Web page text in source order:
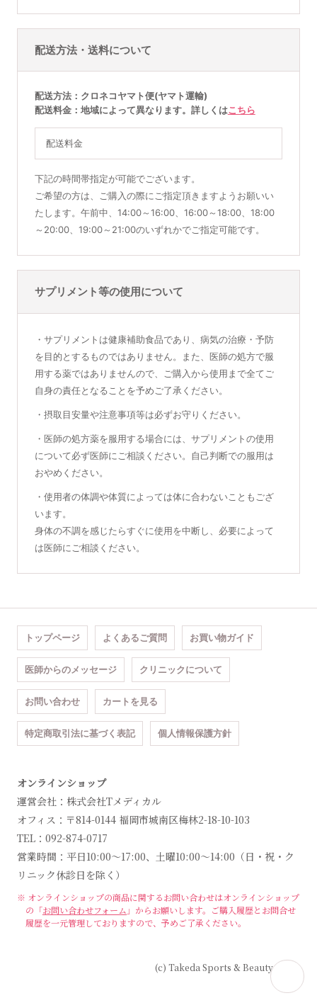
配送方法・送料について
配送方法
クロネコヤマト便(ヤマト運輸)
配送料金
地域によって異なります。詳しくはこちら
配送料金
下記の時間帯指定が可能でございます。
ご希望の方は、ご購入の際にご指定頂きますようお願いい
たします。午前中、14:00～16:00、16:00～18:00、18:00
～20:00、19:00～21:00のいずれかでご指定可能です。
サプリメント等の使用について
・サプリメントは健康補助食品であり、病気の治療・予防
を目的とするものではありません。また、医師の処方で服
用する薬ではありませんので、ご購入から使用まで全てご
自身の責任となることを予めご了承ください。
・摂取目安量や注意事項等は必ずお守りください。
・医師の処方薬を服用する場合には、サプリメントの使用
について必ず医師にご相談ください。自己判断での服用は
おやめください。
・使用者の体調や体質によっては体に合わないこともござ
います。
身体の不調を感じたらすぐに使用を中断し、必要によって
は医師にご相談ください。
トップページ よくあるご質問 お買い物ガイド
医師からのメッセージ クリニックについて
お問い合わせ カートを見る
特定商取引法に基づく表記 個人情報保護方針
オンラインショップ
運営会社：株式会社Tメディカル
オフィス：〒814-0144 福岡市城南区梅林2-18-10-103
TEL：092-874-0717
営業時間：平日10:00～17:00、土曜10:00～14:00（日・祝・ク
リニック休診日を除く）
※ オンラインショップの商品に関するお問い合わせはオンラインショップ
の「お問い合わせフォーム 」からお願いします。 ご購入履歴とお問合せ
履歴を一元管理しておりますので、予めご了承ください。
(c) Takeda Sports & Beauty Clinic